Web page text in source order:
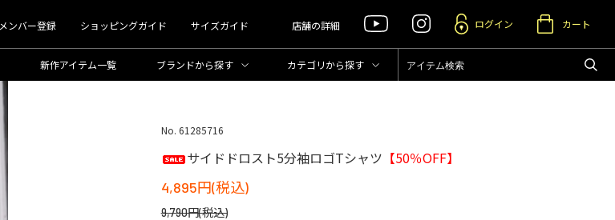
メンバー登録 ショッピングガイド サイズガイド 店舗の詳細 ログイン カート
新作アイテム一覧 ブランドから探す カテゴリから探す
No. 61285716
サイドドロスト5分袖ロゴTシャツ 【50％OFF】
4,895円(税込)
9,790円(税込)